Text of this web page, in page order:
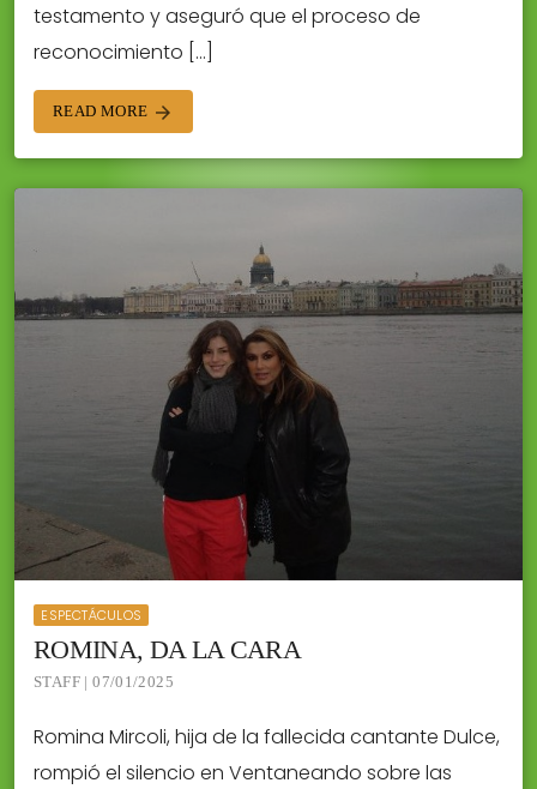
testamento y aseguró que el proceso de
reconocimiento […]
READ MORE arrow_forward
ESPECTÁCULOS
ROMINA, DA LA CARA
STAFF | 07/01/2025
Romina Mircoli, hija de la fallecida cantante Dulce,
rompió el silencio en Ventaneando sobre las